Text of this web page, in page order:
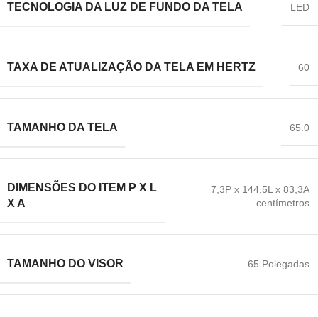
TECNOLOGIA DA LUZ DE FUNDO DA TELA LED
TAXA DE ATUALIZAÇÃO DA TELA EM HERTZ 60
TAMANHO DA TELA 65.0
DIMENSÕES DO ITEM P X L
X A
7,3P x 144,5L x 83,3A
centímetros
TAMANHO DO VISOR 65 Polegadas